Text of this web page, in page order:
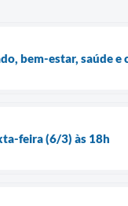
bem-estar, saúde
feira (6/3) às 18h